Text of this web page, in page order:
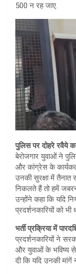
500 न रह जाए.
पुलिस पर दोहरे रवैये
बेरोजगार युवाओं ने
और कांग्रेस के
उनकी सुरक्षा में
निकलते हैं तो हमें
उन्होंने कहा कि यदि
प्रदर्शनकारियों को
भर्ती प्रक्रिया में
प्रदर्शनकारियों ने
और युवाओं के भविष्य से
दी कि यदि उनकी